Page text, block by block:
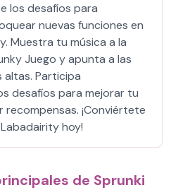
los desafíos para
nuevas funciones en
Muestra tu música a la
Juego y apunta a las
altas. Participa
desafíos para mejorar tu
recompensas. ¡Conviértete
hoy!
de Sprunki